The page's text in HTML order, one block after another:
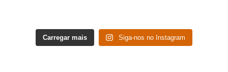
Carregar mais Siga-nos no Instagram